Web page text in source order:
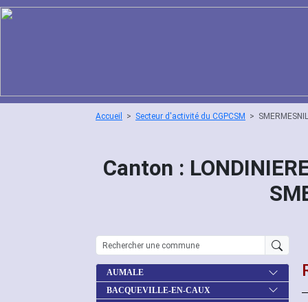
Accueil Secteur d'activité du CGPCSM SMERMESNIL
Canton :
AUMALE
BACQUEVILLE-EN-CAUX